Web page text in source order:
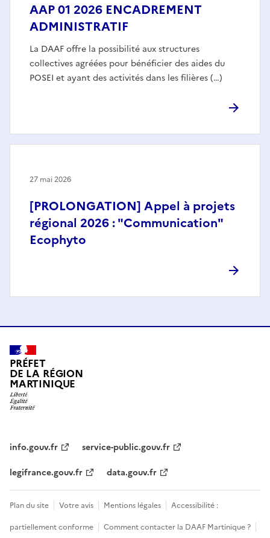
AAP 01 2026 ENCADREMENT
ADMINISTRATIF
La DAAF offre la possibilité aux structures
collectives agréées pour bénéficier des aides du
POSEI et ayant des activités dans les filières (…)
[PROLONGATION] Appel à projets
régional 2026 : "Communication"
Ecophyto
27 mai 2026
PRÉFET
DE LA RÉGION
MARTINIQUE
info.gouv.fr
service-public.gouv.fr
legifrance.gouv.fr
data.gouv.fr
Plan du site Votre avis Mentions légales
Accessibilité :
partiellement conforme
Comment contacter la DAAF Martinique ?